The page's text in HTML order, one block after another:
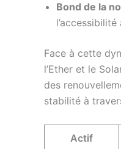
Bond de la
Face à cette
l’Ether et le
des
stabilité à
Actif